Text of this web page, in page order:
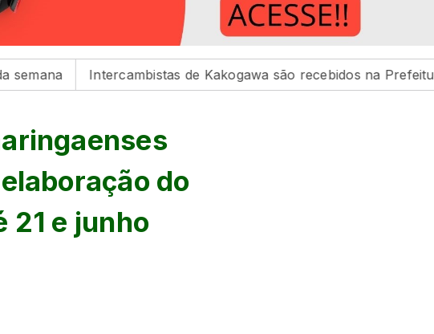
Intercambistas de Kakogawa são recebidos na Prefeitura de Maringá
do
21 e junho